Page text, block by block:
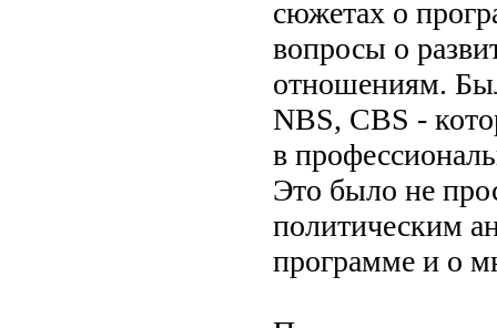
сюжетах о
вопросы о
отношениям.
NBS, CBS -
в
Это было не
политическим
программе и о